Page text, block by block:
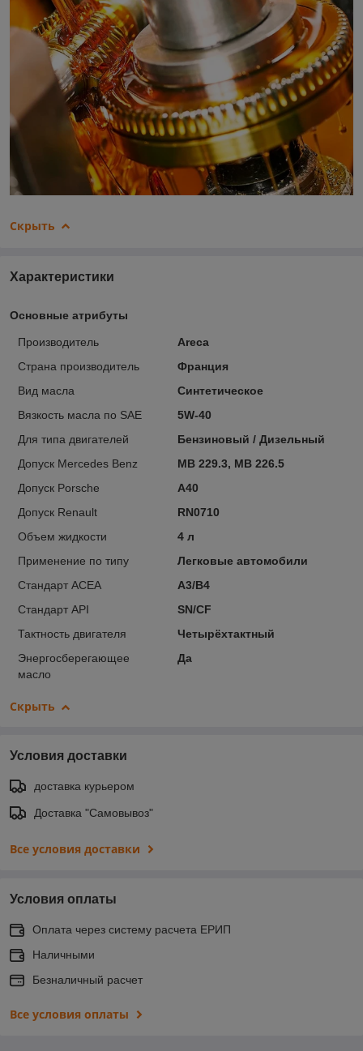
Скрыть
Характеристики
Основные атрибуты
Производитель
Areca
Страна производитель
Франция
Вид масла
Синтетическое
Вязкость масла по SAE
5W-40
Для типа двигателей
Бензиновый / Дизельный
Допуск Mercedes Benz
MB 229.3, MB 226.5
Допуск Porsche
A40
Допуск Renault
RN0710
Объем жидкости
4 л
Применение по типу
Легковые автомобили
Стандарт ACEA
A3/B4
Стандарт API
SN/CF
Тактность двигателя
Четырёхтактный
Энергосберегающее
масло
Да
Скрыть
Условия доставки
доставка курьером
Доставка "Самовывоз"
Все условия доставки
Условия оплаты
Оплата через систему расчета ЕРИП
Наличными
Безналичный расчет
Все условия оплаты